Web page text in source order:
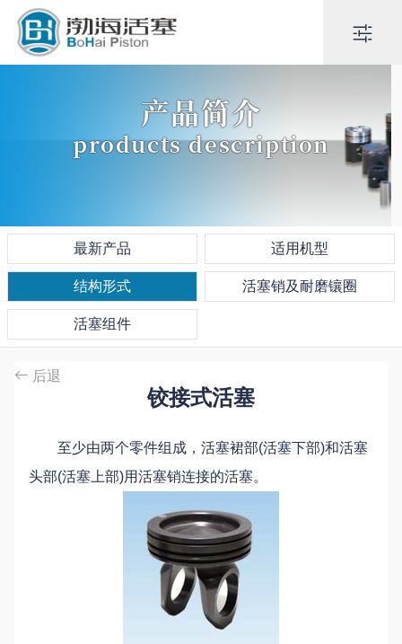
产品简介
products description
最新产品 适用机型
结构形式 活塞销及耐磨镶圈
活塞组件
后退
铰接式活塞
至少由两个零件组成，活塞裙部(活塞下部)和活塞
头部(活塞上部)用活塞销连接的活塞。